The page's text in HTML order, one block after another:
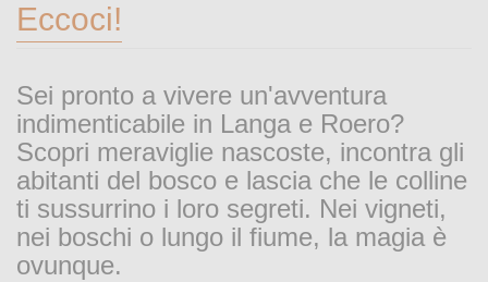
Eccoci!
Sei pronto a vivere un'avventura
indimenticabile in Langa e Roero?
Scopri meraviglie nascoste, incontra gli
abitanti del bosco e lascia che le colline
ti sussurrino i loro segreti. Nei vigneti,
nei boschi o lungo il fiume, la magia è
ovunque.